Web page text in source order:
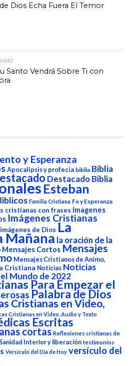
Dios Echa Fuera El Temor
Santo Vendrá Sobre Ti con
y Esperanza
Apocalipsis y profecía biblia Biblia
Destacado Biblia
Esteban
Familia Cristiana Fe y Esperanza
cristianas con frases Imagenes
Imágenes Cristianas
imágenes de Dios La
Mañana la oración de la
Mensajes Cortos Mensajes
Mensajes Cristianos de Animo,
Cristiana Noticias Noticias
Mundo de 2022
Para Empezar el
Palabra de Dios
Cristianas en Video,
Cristianas en Video, Audio y Texto
Escritas
cortas Reflexiones cristianas de
Interior y liberación testimonios
Versículo del Dia de Hoy versículo del